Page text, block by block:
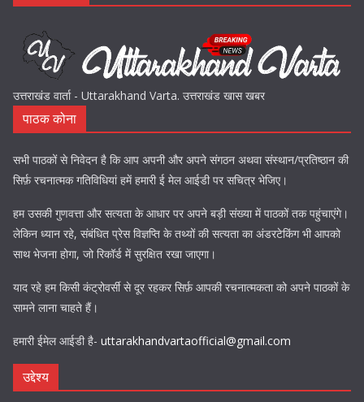
उत्तराखंड वार्ता - Uttarakhand Varta. उत्तराखंड खास खबर
पाठक कोना
सभी पाठकों से निवेदन है कि आप अपनी और अपने संगठन अथवा संस्थान/प्रतिष्ठान की
सिर्फ़ रचनात्मक गतिविधियां हमें हमारी ई मेल आईडी पर सचित्र भेजिए।
हम उसकी गुणवत्ता और सत्यता के आधार पर अपने बड़ी संख्या में पाठकों तक पहुंचाएंगे।
लेकिन ध्यान रहे, संबंधित प्रेस विज्ञप्ति के तथ्यों की सत्यता का अंडरटेकिंग भी आपको
साथ भेजना होगा, जो रिकॉर्ड में सुरक्षित रखा जाएगा।
याद रहे हम किसी कंट्रोवर्सी से दूर रहकर सिर्फ़ आपकी रचनात्मकता को अपने पाठकों के
सामने लाना चाहते हैं।
हमारी ईमेल आईडी है- uttarakhandvartaofficial@gmail.com
उद्देश्य